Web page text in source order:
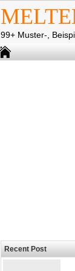
99+ Muster-,
Recent Post